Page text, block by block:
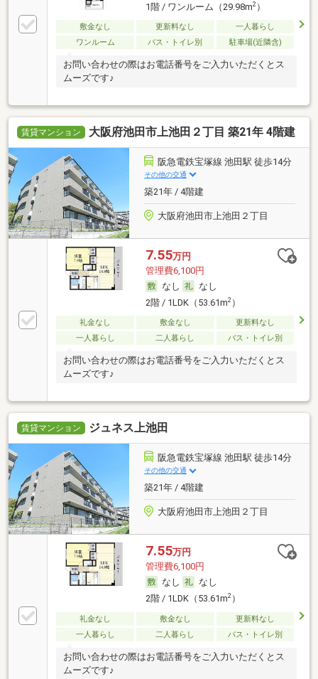
1階 / ワンルーム（29.98m2）
敷金なし 更新料なし
一人暮らし
ワンルーム
バス・トイレ別 駐車場(近隣含)
お問い合わせの際はお電話番号をご入力いただくとス
ムーズです♪
賃貸マンション 大阪府池田市上池田２丁目 築21年 4階建
阪急電鉄宝塚線 池田駅 徒歩14分
その他の交通
築21年 / 4階建
大阪府池田市上池田２丁目
7.55万円
管理費6,100円
なし
なし
2階 / 1LDK（53.61m2）
礼金なし 敷金なし
更新料なし
一人暮らし
二人暮らし バス・トイレ別
お問い合わせの際はお電話番号をご入力いただくとス
ムーズです♪
賃貸マンション ジュネス上池田
阪急電鉄宝塚線 池田駅 徒歩14分
その他の交通
築21年 / 4階建
大阪府池田市上池田２丁目
7.55万円
管理費6,100円
なし
なし
2階 / 1LDK（53.61m2）
礼金なし 敷金なし
更新料なし
一人暮らし
二人暮らし バス・トイレ別
お問い合わせの際はお電話番号をご入力いただくとス
ムーズです♪